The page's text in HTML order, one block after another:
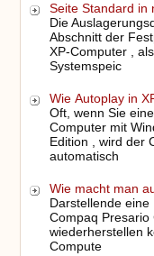
Seite Standard in
Die
Abschnitt der
XP-Computer ,
Systemspeic
Wie Autoplay in
Oft, wenn Sie
Computer mit
Edition , wird der
automatisch
Wie macht man
Darstellende
Compaq Presario
wiederherstellen
Compute